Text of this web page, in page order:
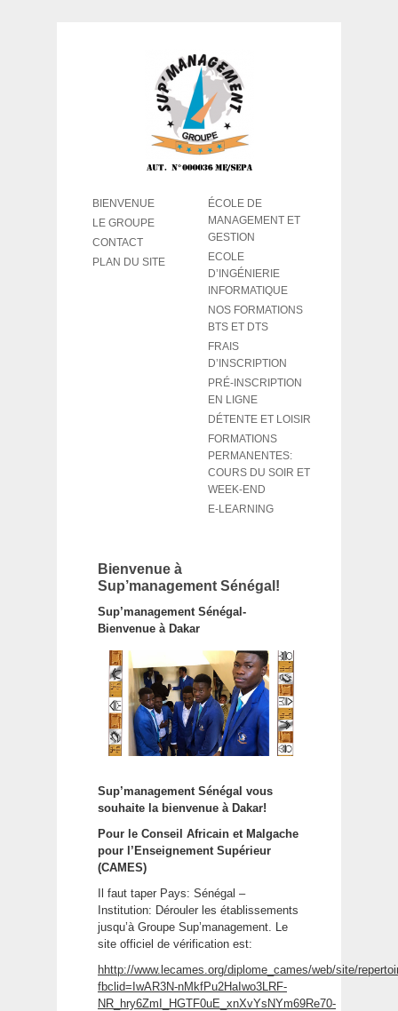
ÉCOLE DE
MANAGEMENT ET
GESTION
ECOLE
D’INGÉNIERIE
INFORMATIQUE
NOS FORMATIONS
BTS ET DTS
FRAIS
D’INSCRIPTION
PRÉ-INSCRIPTION
EN LIGNE
DÉTENTE ET LOISIR
FORMATIONS
PERMANENTES:
COURS DU SOIR ET
WEEK-END
E-LEARNING
BIENVENUE
LE GROUPE
CONTACT
PLAN DU SITE
Bienvenue à
Sup’management Sénégal!
Sup’management Sénégal-
Bienvenue à Dakar
Sup’management Sénégal vous
souhaite la bienvenue à Dakar!
Pour le Conseil Africain et Malgache
pour l’Enseignement Supérieur
(CAMES)
Il faut taper Pays: Sénégal –
Institution: Dérouler les établissements
jusqu’à Groupe Sup’management. Le
site officiel de vérification est:
hhttp://www.lecames.org/diplome_cames/web/site/
fbclid=IwAR3N-nMkfPu2HaIwo3LRF-
NR_hry6ZmI_HGTF0uE_xnXvYsNYm69Re70-